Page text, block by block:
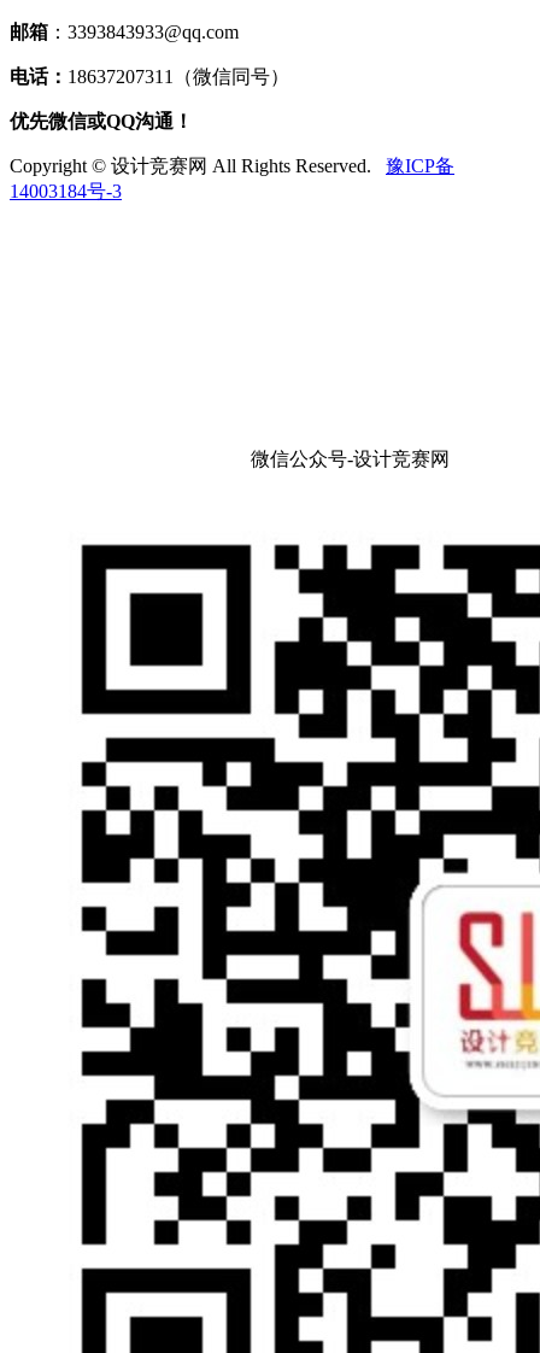
邮箱 ：3393843933@qq.com
电话： 18637207311（微信同号）
优先微信或QQ沟通！
Copyright © 设计竞赛网 All Rights Reserved.
豫ICP备
14003184号-3
微信公众号-设计竞赛网